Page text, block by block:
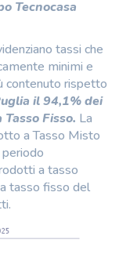
Tecnocasa
tassi che
minimi e
contenuto rispetto
il 94,1% dei
Fisso. La
a Tasso Misto
a tasso
tasso fisso del